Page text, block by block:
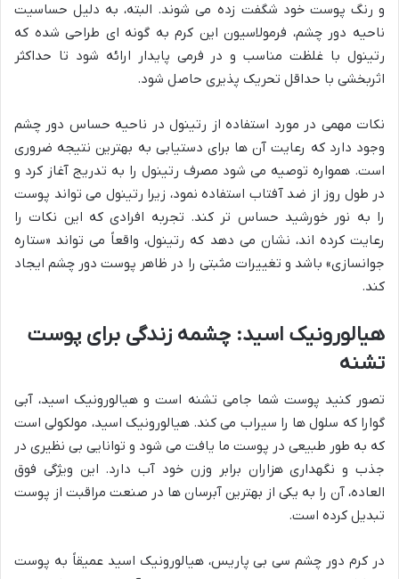
و رنگ پوست خود شگفت زده می شوند. البته، به دلیل حساسیت
ناحیه دور چشم، فرمولاسیون این کرم به گونه ای طراحی شده که
رتینول با غلظت مناسب و در فرمی پایدار ارائه شود تا حداکثر
اثربخشی با حداقل تحریک پذیری حاصل شود.
نکات مهمی در مورد استفاده از رتینول در ناحیه حساس دور چشم
وجود دارد که رعایت آن ها برای دستیابی به بهترین نتیجه ضروری
است. همواره توصیه می شود مصرف رتینول را به تدریج آغاز کرد و
در طول روز از ضد آفتاب استفاده نمود، زیرا رتینول می تواند پوست
را به نور خورشید حساس تر کند. تجربه افرادی که این نکات را
رعایت کرده اند، نشان می دهد که رتینول، واقعاً می تواند «ستاره
جوانسازی» باشد و تغییرات مثبتی را در ظاهر پوست دور چشم ایجاد
کند.
هیالورونیک اسید: چشمه زندگی برای پوست
تشنه
تصور کنید پوست شما جامی تشنه است و هیالورونیک اسید، آبی
گوارا که سلول ها را سیراب می کند. هیالورونیک اسید، مولکولی است
که به طور طبیعی در پوست ما یافت می شود و توانایی بی نظیری در
جذب و نگهداری هزاران برابر وزن خود آب دارد. این ویژگی فوق
العاده، آن را به یکی از بهترین آبرسان ها در صنعت مراقبت از پوست
تبدیل کرده است.
در کرم دور چشم سی بی پاریس، هیالورونیک اسید عمیقاً به پوست